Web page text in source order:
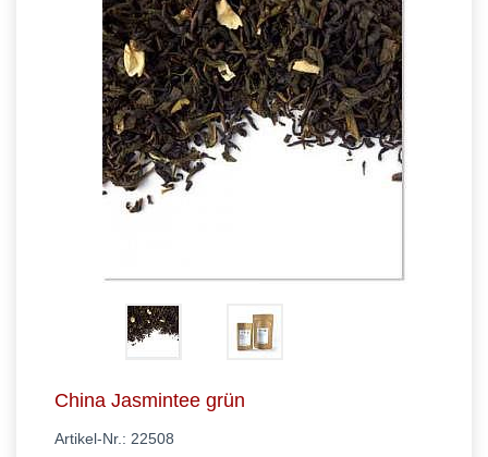
China Jasmintee grün
Artikel-Nr.: 22508